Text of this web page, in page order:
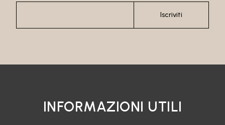
Iscriviti
INFORMAZIONI UTILI